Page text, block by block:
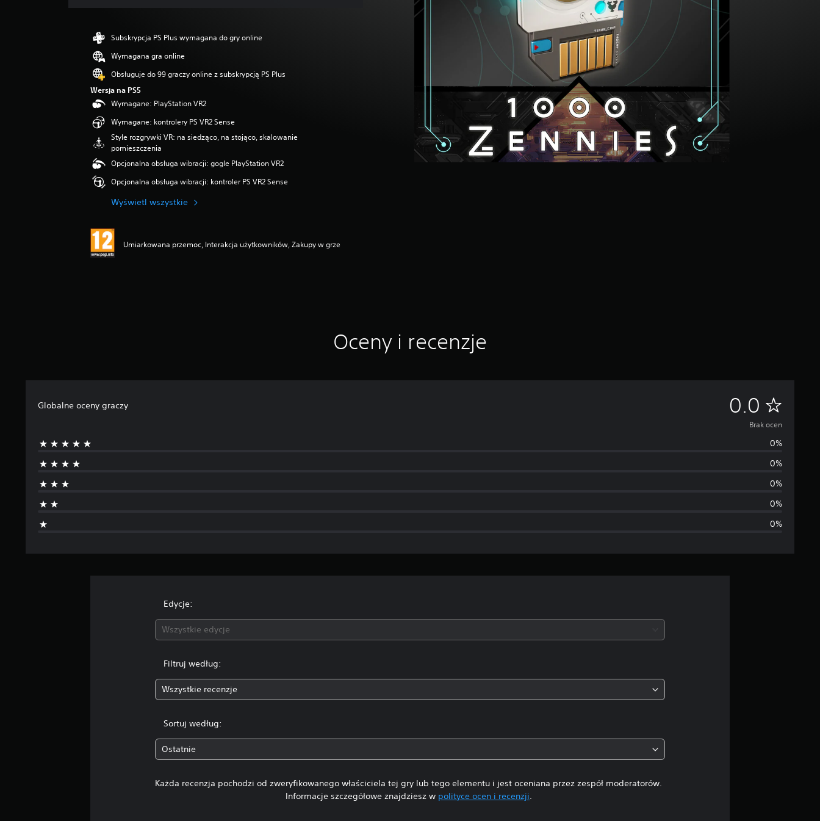
Subskrypcja PS Plus wymagana do gry online
Wymagana gra online
Obsługuje do 99 graczy online z subskrypcją PS Plus
Wersja na PS5
Wymagane: PlayStation VR2
Wymagane: kontrolery PS VR2 Sense
Style rozgrywki VR: na siedząco, na stojąco, skalowanie
pomieszczenia
Opcjonalna obsługa wibracji: gogle PlayStation VR2
Opcjonalna obsługa wibracji: kontroler PS VR2 Sense
Wyświetl wszystkie
Umiarkowana przemoc, Interakcja użytkowników, Zakupy w grze
Oceny i recenzje
Globalne oceny graczy 0.0 B
r
a
k
o
e
Brak ocen
0%
0%
0%
0%
0%
Edycje:
Wszystkie edycje
Filtruj według:
Wszystkie recenzje
Sortuj według:
Ostatnie
Każda recenzja pochodzi od zweryfikowanego właściciela tej gry lub tego elementu i jest oceniana przez zespół moderatorów.
Informacje szczegółowe znajdziesz w polityce ocen i recenzji.